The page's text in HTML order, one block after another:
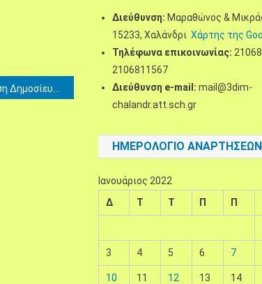
Διεύθυνση: Μαραθώνος &
15233, ΧαλάνδριΧάρτης της
Τηλέφωνα επικοινωνίας:
2106811567
Διεύθυνση e-mail: mail@3dim-
chalandr.att.sch.gr
ΗΜΕΡΟΛΌΓΙΟ ΑΝΑΡΤΉΣΕΩΝ
Ιανουάριος 2022
Δ
Τ Τ Π Π
3 4 5 6 7
10 11 12 13 14